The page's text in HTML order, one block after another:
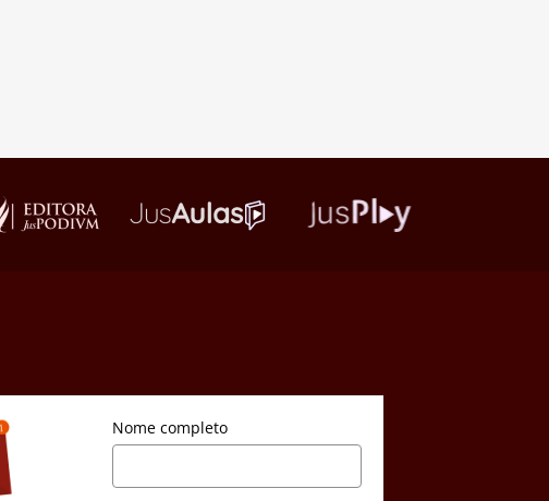
Nome completo